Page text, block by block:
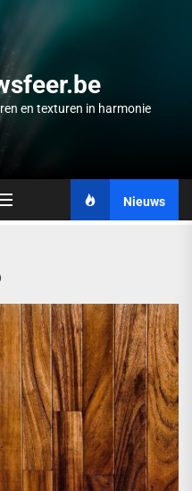
en texturen in harmonie
Nieuws